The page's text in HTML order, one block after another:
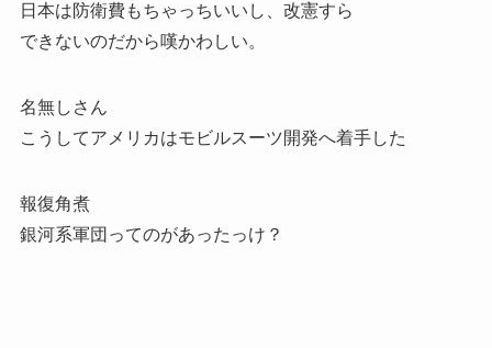
日本は防衛費もちゃっちいいし、改憲すら
できないのだから嘆かわしい。
名無しさん
こうしてアメリカはモビルスーツ開発へ着手した
報復角煮
銀河系軍団ってのがあったっけ？